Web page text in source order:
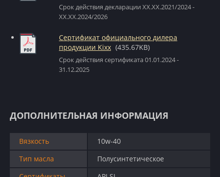
Срок действия декларации XX.XX.2021/2024 -
XX.XX.2024/2026
Сертификат официального дилера
продукции Kixx (435.67KB)
Срок действия сертификата 01.01.2024 -
31.12.2025
ДОПОЛНИТЕЛЬНАЯ ИНФОРМАЦИЯ
Вязкость
10w-40
Тип масла
Полусинтетическое